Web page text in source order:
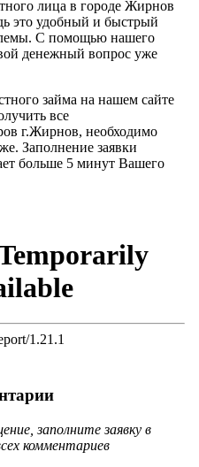
лица в городе Жирнов
это удобный и быстрый
С помощью нашего
денежный вопрос уже
займа на нашем сайте
все
г.Жирнов, необходимо
Заполнение заявки
больше 5 минут Вашего
заполните заявку в
комментариев